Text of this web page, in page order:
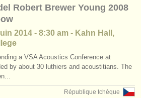
Robert Brewer Young 2008
2014 - 8:30 am - Kahn Hall,
a VSA Acoustics Conference at
by about 30 luthiers and acoustitians. The
République tchèque